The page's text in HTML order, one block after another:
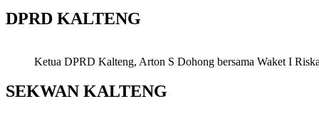
DPRD KALTENG
Ketua DPRD Kalteng, Arton S Dohong bersama Waket I
SEKWAN KALTENG